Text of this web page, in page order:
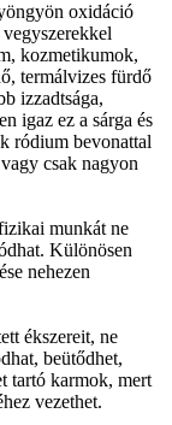
oxidáció
kozmetikumok,
termálvizes fürdő
izzadtsága,
igaz ez a sárga és
ródium bevonattal
csak nagyon
munkát ne
Különösen
nehezen
ékszereit, ne
beütődhet,
tartó karmok, mert
vezethet.